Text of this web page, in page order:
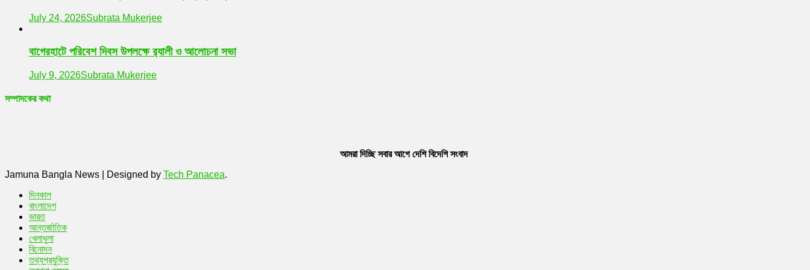
July 24, 2026Subrata Mukerjee
বাগেরহাটে পরিবেশ দিবস উপলক্ষে র‌্যালী ও আলোচনা সভা
July 9, 2026Subrata Mukerjee
সম্পাদকের কথা
আমরা দিচ্ছি সবার আগে দেশি বিদেশি সংবাদ
Jamuna Bangla News
Designed by Tech Panacea.
দিনকাল
বাংলাদেশ
ভারত
আন্তর্জাতিক
খেলাধুলা
বিনোদন
তথ্যপ্রযুক্তি